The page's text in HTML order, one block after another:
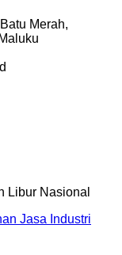
Merah,
Libur Nasional
Jasa Industri